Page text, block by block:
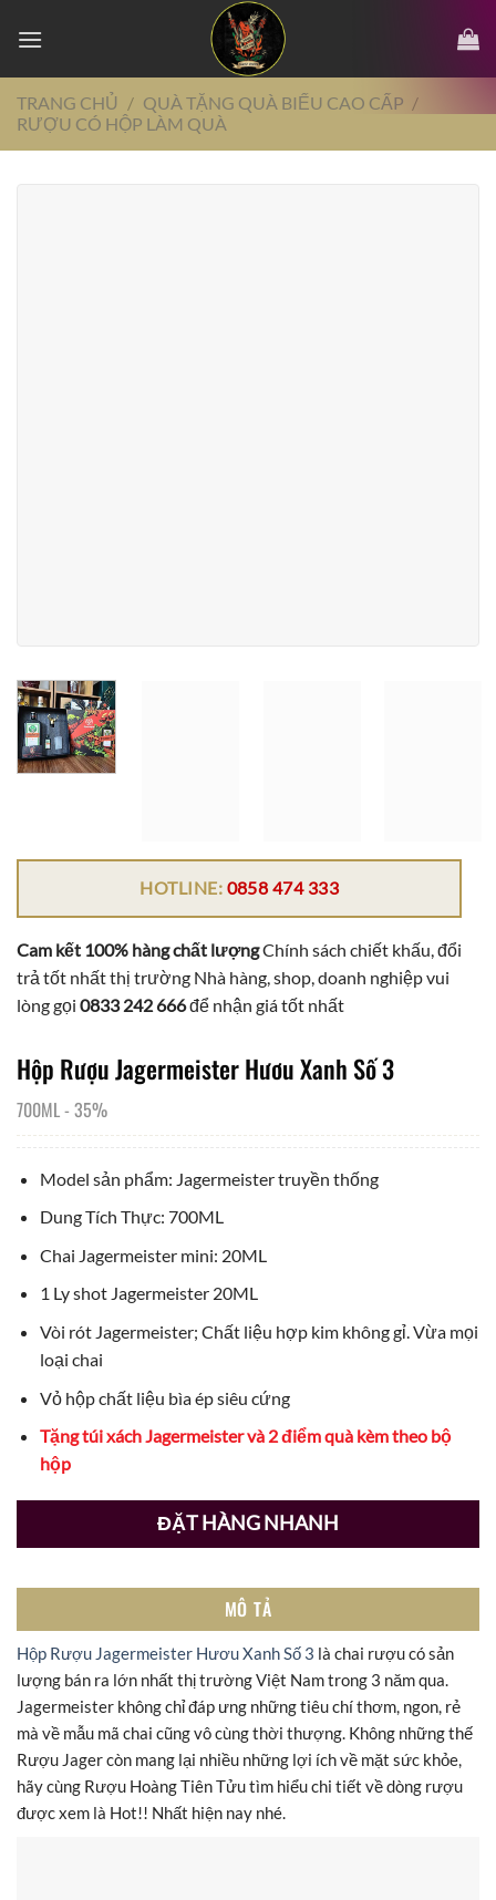
đến
dungTRANG CHỦ / QUÀ TẶNG QUÀ BIẾU CAO CẤP /
RƯỢU CÓ HỘP LÀM QUÀ
HOTLINE: 0858 474 333
Cam kết 100% hàng chất lượngChính sách chiết khấu, đổi
trả tốt nhất thị trường Nhà hàng, shop, doanh nghiệp vui
lòng gọi 0833 242 666để nhận giá tốt nhất
Hộp Rượu Jagermeister Hươu Xanh Số 3
700ML- 35%
Model sản phẩm: Jagermeister truyền thống
Dung Tích Thực: 700ML
Chai Jagermeister mini: 20ML
1 Ly shot Jagermeister 20ML
Vòi rót Jagermeister; Chất liệu hợp kim không gỉ. Vừa mọi
loại chai
Vỏ hộp chất liệu bìa ép siêu cứng
Tặng túi xách Jagermeister và 2 điểm quà kèm theo bộ
hộp
ĐẶT HÀNG NHANH
MÔ TẢ
Hộp Rượu Jagermeister Hươu Xanh Số 3 là chai rượu có sản
lượng bán ra lớn nhất thị trường Việt Nam trong 3 năm qua.
Jagermeister không chỉ đáp ưng những tiêu chí thơm, ngon, rẻ
mà về mẫu mã chai cũng vô cùng thời thượng. Không những thế
Rượu Jager còn mang lại nhiều những lợi ích về mặt sức khỏe,
hãy cùng Rượu Hoàng Tiên Tửu tìm hiểu chi tiết về dòng rượu
được xem là Hot!! Nhất hiện nay nhé.